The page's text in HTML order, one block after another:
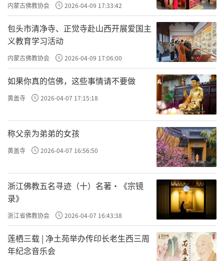
备。这样的观众量大大提高了醍醐寺的知名度
和长安密教的知名度，很多观众对身边的大兴
善寺、青龙寺的了解也更加深入了，此前并不
清楚长安佛寺对日本佛寺的影响，从展览中已
经清晰地看到了这点。
其次，博物馆采用多媒体宣传及学术活动
的方式提升了展览深度，同时彰显了祖庭文化
的内涵。
观众对醍醐寺展览的兴趣，会衍生出对佛
教文化的兴趣。因此，本次展览期间，我们以
官方微博和微信、网络直播、专题报道等方
式，不间断地对展览从专业角度进行不同程度
的推送和宣传，并邀请密教研究、日本考古等
领域的著名专家、学者为观众举办公开的学术
讲座，让大家在参观完展览后，有机会与专家
内蒙古佛教协会 2026-04-09 17:33:42
包头市清净寺、正觉寺赴山西开展爱国主
义教育学习活动
内蒙古佛教协会 2026-04-09 17:06:00
如果你真的信佛，这些事情请不要做
黄盖寺 2026-04-07 17:15:18
称父亲为弟弟的女孩
黄盖寺 2026-04-07 16:56:50
浙江佛教五名寻迹（十）名著·《宗镜
录》
浙江省佛教协会 2026-04-07 16:43:38
莲栖三载 | 净土苑举办传印长老生西三周
年纪念音乐会